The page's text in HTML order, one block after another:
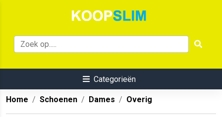
Categorieën
Home Schoenen Dames Overig